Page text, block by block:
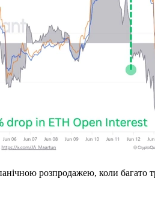
розпродажею, коли багато